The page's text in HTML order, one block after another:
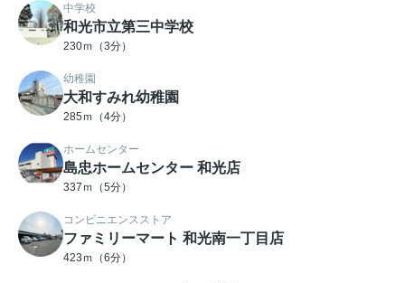
中学校
和光市立第三中学校
230ｍ（3分）
幼稚園
大和すみれ幼稚園
285ｍ（4分）
ホームセンター
島忠ホームセンター 和光店
337ｍ（5分）
コンビニエンスストア
ファミリーマート 和光南一丁目店
423ｍ（6分）